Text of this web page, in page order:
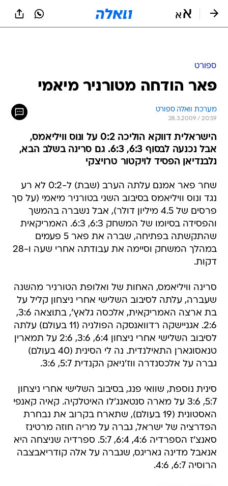
ספורט
פאר הודחה מטורניר מיאמי
מערכת וואלה ספורט
28.3.2009 / 20:59
הישראלית דווקא הוליכה 0:2 על ונוס וויליאמס,
אבל נכנעה לבסוף 6:3, 6:3. גם סרינה בשלב הבא,
נלבנדיאן הפסיד לויקטור טרויצקי
שחר פאר אמנם עלתה הערב (שבת) ל-0:2 לא רע
נגד ונוס וויליאמס בסיבוב השני בטורניר מיאמי (על סך
פרסים של 4.5 מיליון דולר), אבל נשברה בהמשך
והפסידה בסיומו של המשחק 6:3, 6:3. האמריקאית
שהתקשתה בפתיחה, שברה את פאר 5 פעמים
במהלך המשחק וסיימה את עבודתה אחרי שעה ו-28
דקות.
סרינה וויליאמס, האחות של ואלופת הטורניר מהשנה
שעברה, עלתה לסיבוב השלישי אחרי ניצחון קליל על
בת ארצה האמריקאית, אלכסה גלאץ', בתוצאה 3:6,
2:6. אגניישקה רדוואנסקה הפולניה (11 בעולם) עלתה
לסיבוב השלישי אחרי ניצחון 6:4, 3:6, 2:6 על תמארין
טנאסוגארן התאילנדית. נה לי הסינית (40 בעולם)
גברה על אלכסנדרה ווז'ניאק הקנדית 5:7, 3:6.
סינית נוספת, שוואי פנג, בסיבוב השלישי אחרי ניצחון
5:7, 3:6 על מארה סנטאנג'לו האיטלקיה. קאיה קאנפי
האסטונית (19 בעולם), שתארח בקרוב את נבחרת
הפדרציה של ישראל, גברה על מריה חוזה מרטינז
סאנצ'ז הספרדיה 4:6, 6:4, 5:7. ספרדיה שניצחה היא
אנאבל מדינה גאריגס, שגברה על אלה קודריאבצבה
הרוסיה 6:7, 4:6.